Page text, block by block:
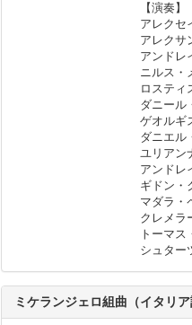
楽団とのマーラーの交響曲第6番は
音に選ばれたほか、カンヌ・クラ
モニア管弦楽団とのブラームス交
他、アルベリク・マニャール、カ
他の作品の録音も積極的に行ってい
トーマス・ザンデルリンクは、エ
交響楽団を指揮し、モスクワ・デ
たショスタコーヴィチは感銘を受
を自宅に招き、自ら交響曲第13番
その初演にあたってショスタコー
その後、長年にわたってショスタ
ーナ・ショスタコーヴィチ夫人と
れていた『６つのロマンス』（詩
ィリアム・シェイクスピア）の最
れ、その手稿のコピーが夫人から
世界初演にとりかかる。この『英
語版で、また『ミケランジェロの
ンリー（バスバリトン）、ヘルシ
ィーヌによって録音されている。
Supersonic Awardをはじめ、数々
【演奏】
アレクセ
アレクサ
アンドレ
ニルス・
ロスティ
ダニール
ゲオルギ
ダニエル
ユリアン
アンドレ
ギドン・
マダラ・
クレメラ
トーマス
シュター
ミケランジェロ組曲（イタリ